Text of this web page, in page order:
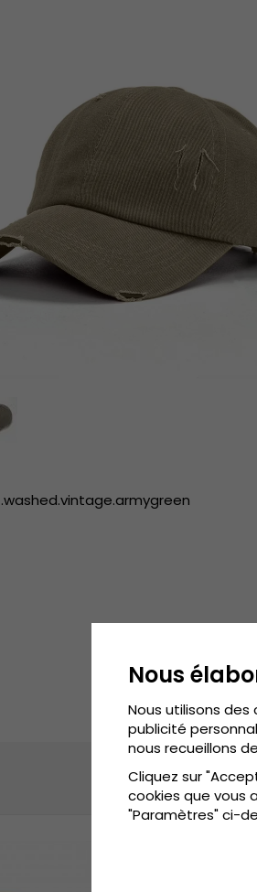
Nous
Nous utilisons
publicité
nous recueillons
Cliquez sur
cookies que vous
"Paramètres" ci-